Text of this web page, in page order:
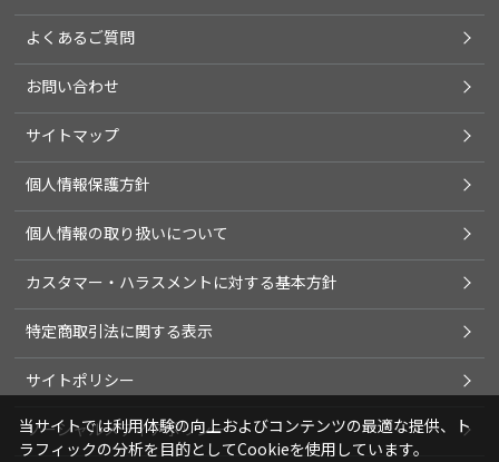
よくあるご質問
お問い合わせ
サイトマップ
個人情報保護方針
個人情報の取り扱いについて
カスタマー・ハラスメントに対する基本方針
特定商取引法に関する表示
サイトポリシー
ソーシャルメディアポリシー
当サイトでは利用体験の向上およびコンテンツの最適な提供、ト
ラフィックの分析を目的としてCookieを使用しています。